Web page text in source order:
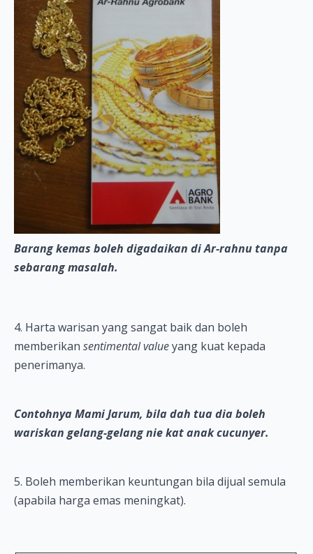
Barang kemas boleh digadaikan di Ar-rahnu tanpa
sebarang masalah.
4. Harta warisan yang sangat baik dan boleh
memberikan sentimental valueyang kuat kepada
penerimanya.
Contohnya Mami Jarum, bila dah tua dia boleh
wariskan gelang-gelang nie kat anak cucunyer.
5. Boleh memberikan keuntungan bila dijual semula
(apabila harga emas meningkat).